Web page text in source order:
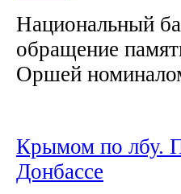
Национальный
обращение
Оршей
Крымом по лбу.
Донбассе